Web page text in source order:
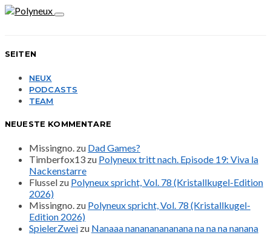
SEITEN
NEUX
PODCASTS
TEAM
NEUESTE KOMMENTARE
Missingno. zu Dad Games?
Timberfox13 zu Polyneux tritt nach. Episode 19: Viva la
Nackenstarre
Flussel zu Polyneux spricht, Vol. 78 (Kristallkugel-Edition
2026)
Missingno. zu Polyneux spricht, Vol. 78 (Kristallkugel-
Edition 2026)
SpielerZwei zu Nanaaa nanananananana na na na nanana